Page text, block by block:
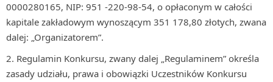
0000280165, NIP: 951 -220-98-54, o opłaconym w całości
kapitale zakładowym wynoszącym 351 178,80 złotych, zwana
dalej: „Organizatorem”.
Regulamin Konkursu, zwany dalej „Regulaminem” określa
zasady udziału, prawa i obowiązki Uczestników Konkursu